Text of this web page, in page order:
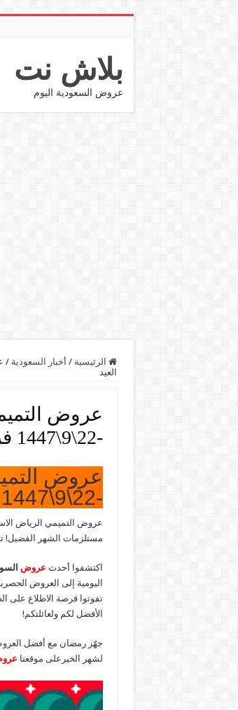
بلاش نت
عروض السعودية اليوم
الرئيسية / أخبار السعودية /
العيد
-22\9\1447 فرحة العيد
-22\9\1447 فرحة العيد
عروض التميمي الرياض الاسبوعية 11 مارس 2026 -22\9\1447 فرحة
مستلزمات الشهر الفضيل!
اكتشفوا أحدث عروض
اليومية إلى العروض
تفوتوا فرصة الاطلاع على
الأفضل لكم ولعائلتكم!
جهّز رمضان مع أفضل
لشهر الخيرعلى موقعنا